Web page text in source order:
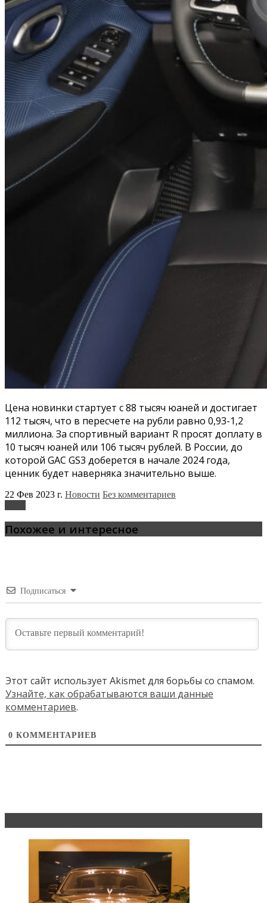
Цена новинки стартует с 88 тысяч юаней и достигает
112 тысяч, что в пересчете на рубли равно 0,93-1,2
миллиона. За спортивный вариант R просят доплату в
10 тысяч юаней или 106 тысяч рублей. В России, до
которой GAC GS3 доберется в начале 2024 года,
ценник будет наверняка значительно выше.
22 Фев 2023 г. Новости Без комментариев
Похожее и интересное
Подписаться
Этот сайт использует Akismet для борьбы со спамом.
Узнайте, как обрабатываются ваши данные
комментариев.
0 КОММЕНТАРИЕВ